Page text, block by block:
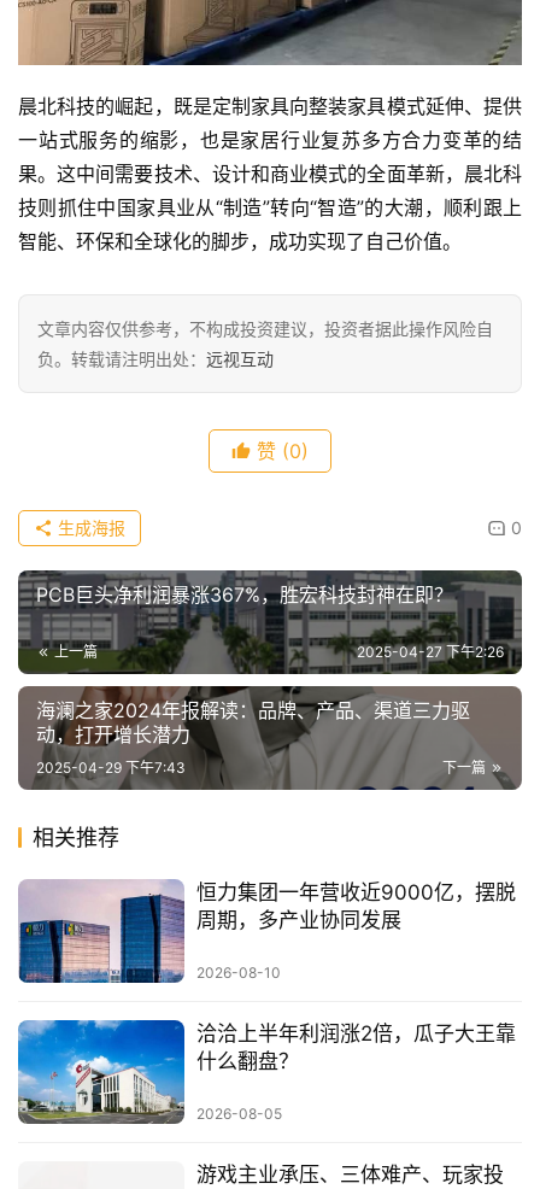
晨北科技的崛起，既是定制家具向整装家具模式延伸、提供
一站式服务的缩影，也是家居行业复苏多方合力变革的结
果。这中间需要技术、设计和商业模式的全面革新，晨北科
技则抓住中国家具业从“制造”转向“智造”的大潮，顺利跟上
智能、环保和全球化的脚步，成功实现了自己价值。
文章内容仅供参考，不构成投资建议，投资者据此操作风险自
负。转载请注明出处： 远视互动
赞 (0)
0
生成海报
PCB巨头净利润暴涨367%，胜宏科技封神在即？
上一篇 2025-04-27 下午2:26
海澜之家2024年报解读：品牌、产品、渠道三力驱
动，打开增长潜力
下一篇
2025-04-29 下午7:43
相关推荐
恒力集团一年营收近9000亿，摆脱
周期，多产业协同发展
2026-08-10
洽洽上半年利润涨2倍，瓜子大王靠
什么翻盘？
2026-08-05
游戏主业承压、三体难产、玩家投